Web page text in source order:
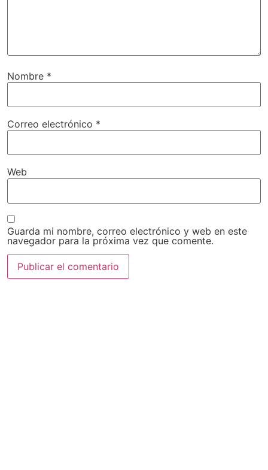
Nombre *
Correo electrónico *
Web
Guarda mi nombre, correo electrónico y web en este
navegador para la próxima vez que comente.